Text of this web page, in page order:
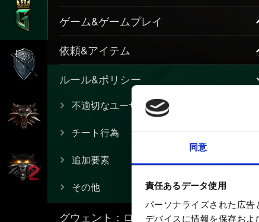
同意
責任あるデータ使用
パーソナライズされた広告
デバイスに情報を保存お
ゲーム&ゲームプレイ
依頼&アイテム
ルール&ポリシー
不適切なユーザー名
チート行為
追加要素
その他
グウェント：ローグメイジ